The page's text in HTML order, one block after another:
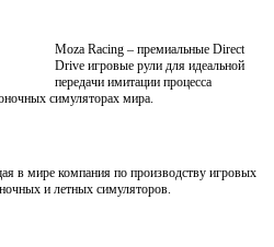
Moza Racing – премиальные Direct
Drive игровые рули для идеальной
передачи имитации процесса
симуляторах мира.
в мире компания по производству игровых
и летных симуляторов.